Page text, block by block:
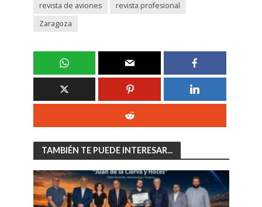
revista de aviones
revista profesional
Zaragoza
TAMBIÉN TE PUEDE INTERESAR...